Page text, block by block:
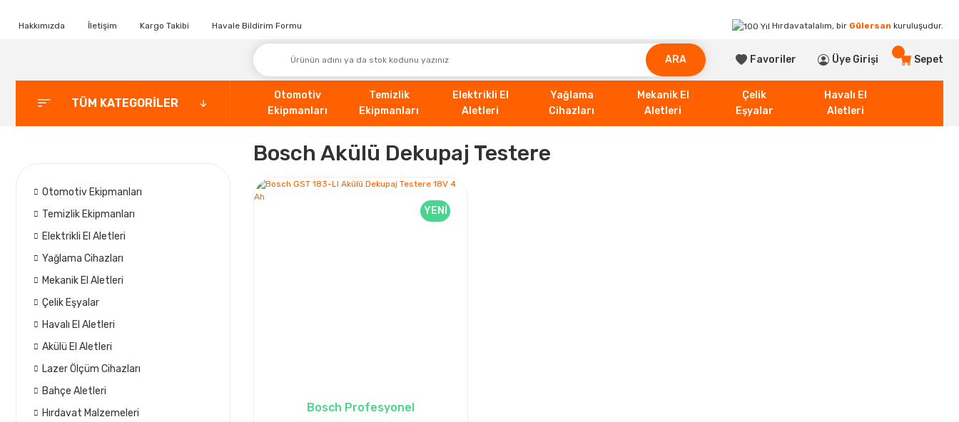
Hakkımızda İletişim Kargo Takibi Havale Bildirim Formu Hırdavatalalım, bir Gülersan kuruluşudur.
ARA Favoriler Üye Girişi Sepet
TÜM KATEGORİLER
Otomotiv
Ekipmanları
Temizlik
Ekipmanları
Elektrikli El
Aletleri
Yağlama
Cihazları
Mekanik El
Aletleri
Çelik
Eşyalar
Havalı El
Aletleri
Otomotiv Ekipmanları
Temizlik Ekipmanları
Elektrikli El Aletleri
Yağlama Cihazları
Mekanik El Aletleri
Çelik Eşyalar
Havalı El Aletleri
Akülü El Aletleri
Lazer Ölçüm Cihazları
Bahçe Aletleri
Hırdavat Malzemeleri
Bosch Akülü Dekupaj Testere
YENİ
Bosch Profesyonel